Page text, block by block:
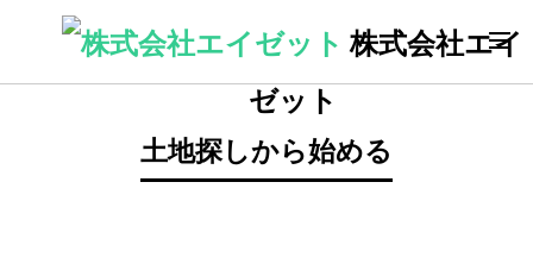
株式会社エイ
ゼット
土地探しから始める